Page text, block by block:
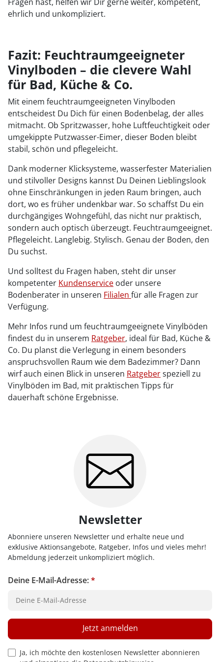
ehrlich und unkompliziert.
Fazit: Feuchtraumgeeigneter
Vinylboden – die clevere Wahl
für Bad, Küche & Co.
Mit einem feuchtraumgeeigneten Vinylboden
entscheidest Du Dich für einen Bodenbelag, der alles
mitmacht. Ob Spritzwasser, hohe Luftfeuchtigkeit oder
umgekippte Putzwasser-Eimer, dieser Boden bleibt
stabil, schön und pflegeleicht.
Dank moderner Klicksysteme, wasserfester Materialien
und stilvoller Designs kannst Du Deinen Lieblingslook
ohne Einschränkungen in jeden Raum bringen, auch
dort, wo es früher undenkbar war. So schaffst Du ein
durchgängiges Wohngefühl, das nicht nur praktisch,
sondern auch optisch überzeugt. Feuchtraumgeeignet.
Pflegeleicht. Langlebig. Stylisch. Genau der Boden, den
Du suchst.
Und solltest du Fragen haben, steht dir unser
kompetenter Kundenservice oder unsere
Bodenberater in unseren Filialen für alle Fragen zur
Verfügung.
Mehr Infos rund um feuchtraumgeeignete Vinylböden
findest du in unserem Ratgeber, ideal für Bad, Küche &
Co. Du planst die Verlegung in einem besonders
anspruchsvollen Raum wie dem Badezimmer? Dann
wirf auch einen Blick in unseren Ratgeberspeziell zu
Vinylböden im Bad, mit praktischen Tipps für
dauerhaft schöne Ergebnisse.
Newsletter
Abonniere unseren Newsletter und erhalte neue und
exklusive Aktionsangebote, Ratgeber, Infos und vieles mehr!
Abmeldung jederzeit unkompliziert möglich.
Deine E-Mail-Adresse:*
Privacy Policy Checkbox
Ja, ich möchte den kostenlosen Newsletter abonnieren
Jetzt anmelden